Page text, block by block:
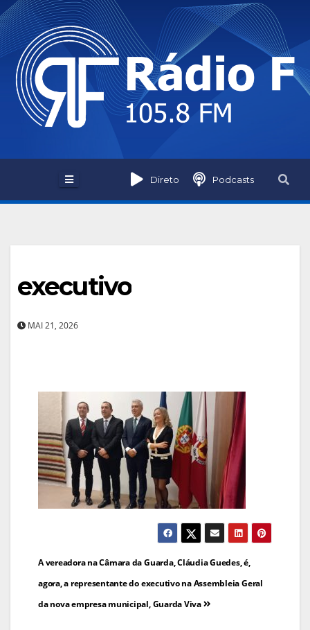
Skip
to
content
Direto Podcasts
executivo
MAI 21, 2026
Navegação
de
artigos
A vereadora na Câmara da Guarda, Cláudia Guedes, é,
agora, a representante do executivo na Assembleia Geral
da nova empresa municipal, Guarda Viva